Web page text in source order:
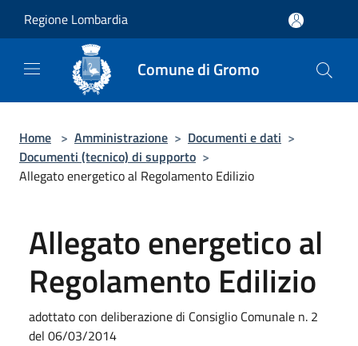
Regione Lombardia
Comune di Gromo
Home > Amministrazione > Documenti e dati >
Documenti (tecnico) di supporto >
Allegato energetico al Regolamento Edilizio
Allegato energetico al
Regolamento Edilizio
adottato con deliberazione di Consiglio Comunale n. 2
del 06/03/2014